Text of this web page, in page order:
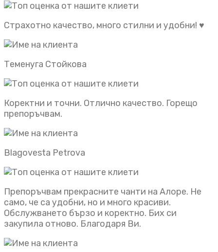
Страхотно качество, много стилни и удобни! ♥️
Теменуга Стойкова
Коректни и точни. Отлично качество. Горещо
препоръчвам.
Blagovesta Petrova
Препоръчвам прекрасните чанти на Алоре. Не
само, че са удобни, но и много красиви.
Обслужването бързо и коректно. Бих си
закупила отново. Благодаря Ви.